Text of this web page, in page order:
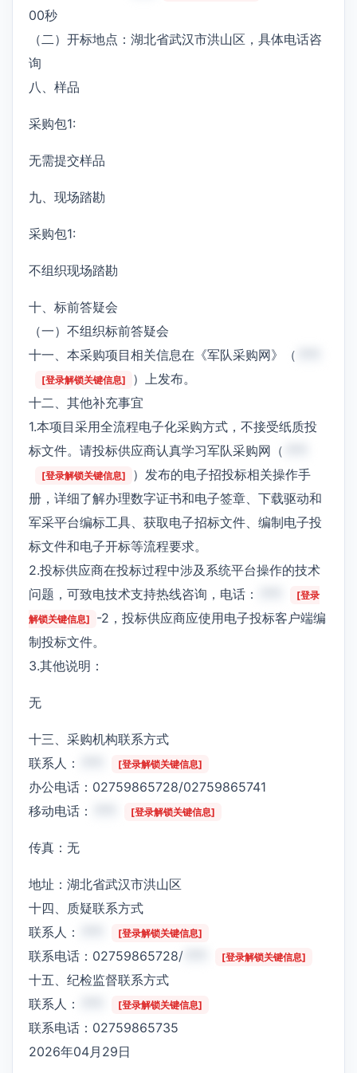
00秒
（二）开标地点：湖北省武汉市洪山区，具体电话咨
询
八、样品
采购包1:
无需提交样品
九、现场踏勘
采购包1:
不组织现场踏勘
十、标前答疑会
（一）不组织标前答疑会
十一、本采购项目相关信息在《军队采购网》（
[登录解锁关键信息]
）上发布。
十二、其他补充事宜
1.本项目采用全流程电子化采购方式，不接受纸质投
标文件。请投标供应商认真学习军队采购网（
[登录解锁关键信息]
）发布的电子招投标相关操作手
册，详细了解办理数字证书和电子签章、下载驱动和
军采平台编标工具、获取电子招标文件、编制电子投
标文件和电子开标等流程要求。
2.投标供应商在投标过程中涉及系统平台操作的技术
问题，可致电技术支持热线咨询，电话：
[登录
解锁关键信息]
-2，投标供应商应使用电子投标客户端编
制投标文件。
3.其他说明：
无
十三、采购机构联系方式
联系人：
[登录解锁关键信息]
办公电话：02759865728/02759865741
移动电话：
[登录解锁关键信息]
传真：无
地址：湖北省武汉市洪山区
十四、质疑联系方式
联系人：
[登录解锁关键信息]
联系电话：02759865728/ [登录解锁关键信息]
十五、纪检监督联系方式
联系人：
[登录解锁关键信息]
联系电话：02759865735
2026年04月29日